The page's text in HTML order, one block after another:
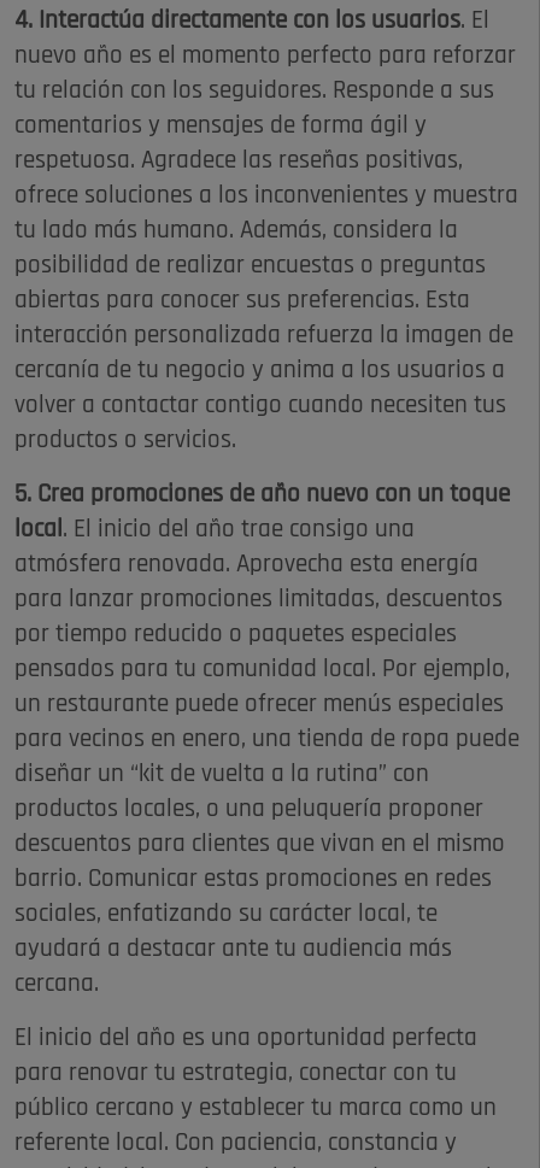
4. Interactúa directamente con los usuarios. El
nuevo año es el momento perfecto para reforzar
tu relación con los seguidores. Responde a sus
comentarios y mensajes de forma ágil y
respetuosa. Agradece las reseñas positivas,
ofrece soluciones a los inconvenientes y muestra
tu lado más humano. Además, considera la
posibilidad de realizar encuestas o preguntas
abiertas para conocer sus preferencias. Esta
interacción personalizada refuerza la imagen de
cercanía de tu negocio y anima a los usuarios a
volver a contactar contigo cuando necesiten tus
productos o servicios.
5. Crea promociones de año nuevo con un toque
local . El inicio del año trae consigo una
atmósfera renovada. Aprovecha esta energía
para lanzar promociones limitadas, descuentos
por tiempo reducido o paquetes especiales
pensados para tu comunidad local. Por ejemplo,
un restaurante puede ofrecer menús especiales
para vecinos en enero, una tienda de ropa puede
diseñar un “kit de vuelta a la rutina” con
productos locales, o una peluquería proponer
descuentos para clientes que vivan en el mismo
barrio. Comunicar estas promociones en redes
sociales, enfatizando su carácter local, te
ayudará a destacar ante tu audiencia más
cercana.
El inicio del año es una oportunidad perfecta
para renovar tu estrategia, conectar con tu
público cercano y establecer tu marca como un
referente local. Con paciencia, constancia y